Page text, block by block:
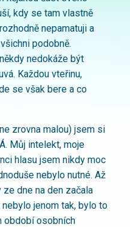
kdy se tam vlastně
nepamatuji a
podobně.
nedokáže být
Každou vteřinu,
se však bere a co
zrovna malou) jsem si
Můj intelekt, moje
hlasu jsem nikdy moc
nebylo nutné. Až
dne na den začala
jenom tak, bylo to
období osobních